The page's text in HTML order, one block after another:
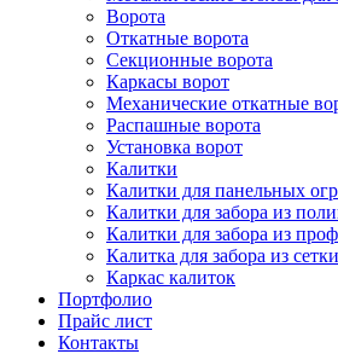
Ворота
Откатные ворота
Секционные ворота
Каркасы ворот
Механические откатные
Распашные ворота
Установка ворот
Калитки
Калитки для панельных
Калитки для забора из
Калитки для забора из
Калитка для забора из
Каркас калиток
Портфолио
Прайс лист
Контакты